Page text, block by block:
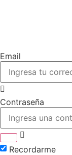
Email
Contraseña
Recordarme